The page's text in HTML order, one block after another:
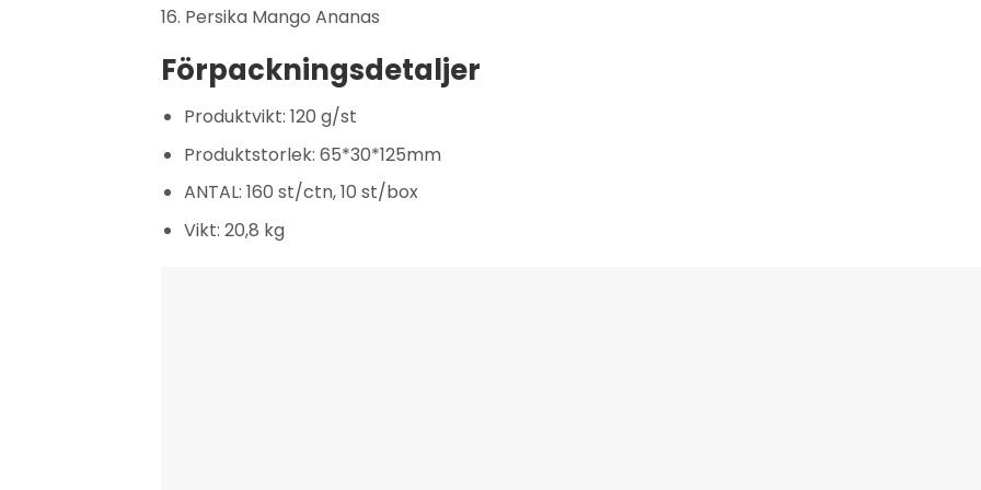
16. Persika Mango Ananas
Förpackningsdetaljer
Produktvikt: 120 g/st
Produktstorlek: 65*30*125mm
ANTAL: 160 st/ctn, 10 st/box
Vikt: 20,8 kg